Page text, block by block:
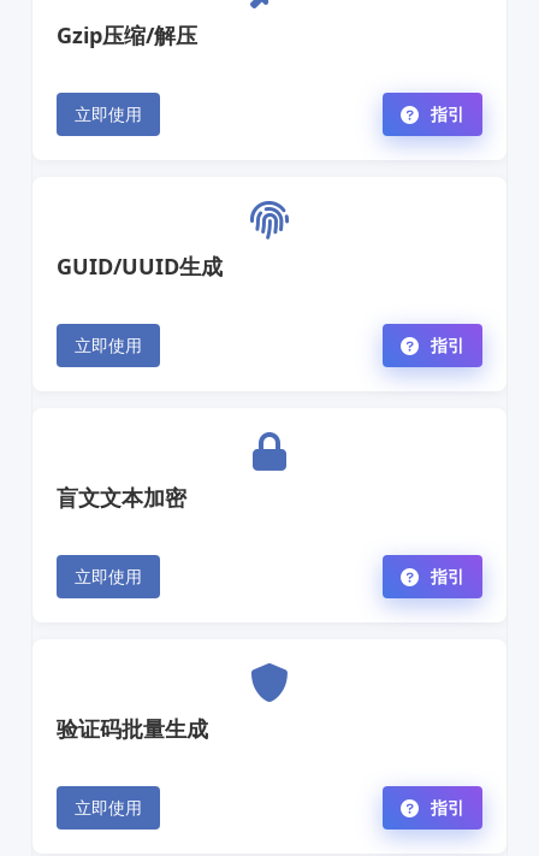
Gzip压缩/解压
立即使用 指引
GUID/UUID生成
立即使用 指引
盲文文本加密
立即使用 指引
验证码批量生成
立即使用 指引